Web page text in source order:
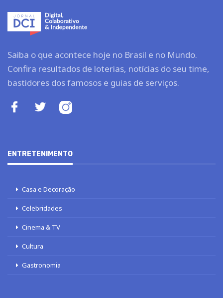
Saiba o que acontece hoje no Brasil e no Mundo.
Confira resultados de loterias, notícias do seu time,
bastidores dos famosos e guias de serviços.
ENTRETENIMENTO
Casa e Decoração
Celebridades
Cinema & TV
Cultura
Gastronomia